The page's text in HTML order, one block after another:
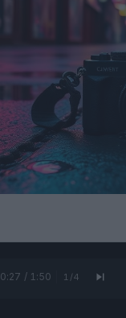
0:28 / 1:50 1 /4